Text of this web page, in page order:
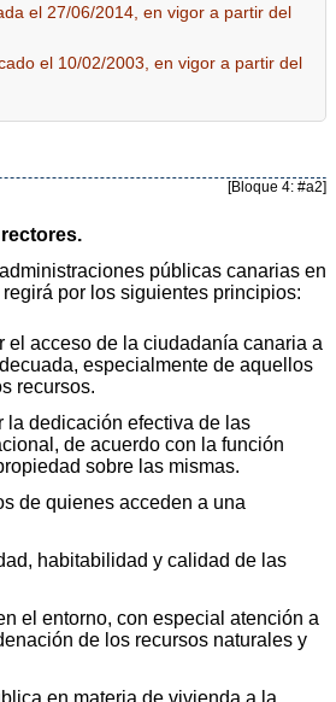
el 27/06/2014, en vigor a partir del
el 10/02/2003, en vigor a partir del
[Bloque 4: #a2]
públicas canarias en
por los siguientes principios:
el acceso de la ciudadanía canaria a
especialmente de aquellos
recursos.
la dedicación efectiva de las
de acuerdo con la función
sobre las mismas.
de quienes acceden a una
habitabilidad y calidad de las
el entorno, con especial atención a
de los recursos naturales y